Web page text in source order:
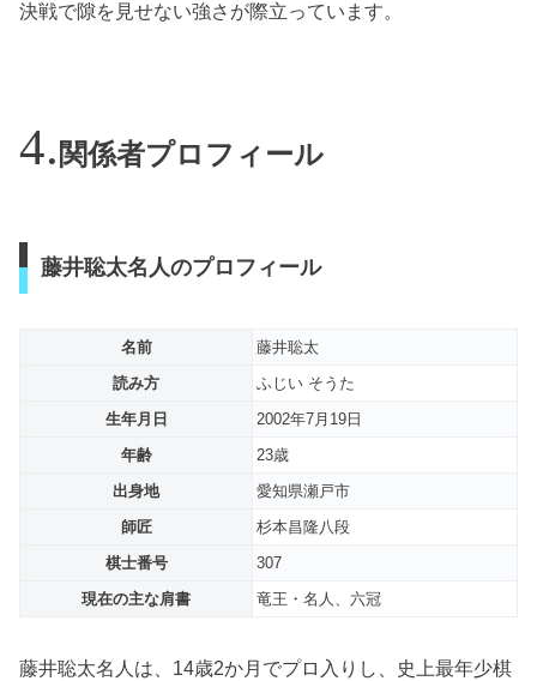
決戦で隙を見せない強さが際立っています。
関係者プロフィール
藤井聡太名人のプロフィール
名前
藤井聡太
読み方
ふじい そうた
生年月日
2002年7月19日
年齢
23歳
出身地
愛知県瀬戸市
師匠
杉本昌隆八段
棋士番号
307
現在の主な肩書
竜王・名人、六冠
藤井聡太名人は、14歳2か月でプロ入りし、史上最年少棋